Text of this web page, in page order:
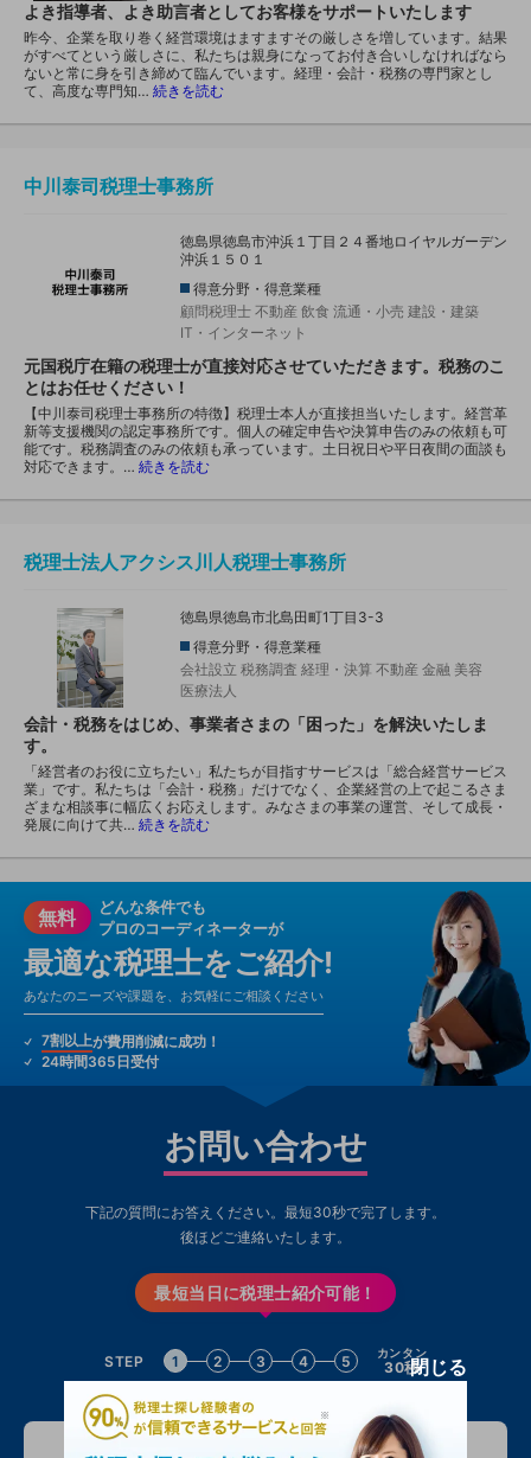
よき指導者、よき助言者としてお客様をサポートいたします
昨今、企業を取り巻く経営環境はますますその厳しさを増しています。結果
がすべてという厳しさに、私たちは親身になってお付き合いしなければなら
ないと常に身を引き締めて臨んでいます。経理・会計・税務の専門家とし
て、高度な専門知… 続きを読む
中川泰司税理士事務所
徳島県徳島市沖浜１丁目２４番地ロイヤルガーデン
沖浜１５０１
得意分野・得意業種
顧問税理士 不動産 飲食 流通・小売 建設・建築
IT・インターネット
元国税庁在籍の税理士が直接対応させていただきます。税務のこ
とはお任せください！
【中川泰司税理士事務所の特徴】税理士本人が直接担当いたします。経営革
新等支援機関の認定事務所です。個人の確定申告や決算申告のみの依頼も可
能です。税務調査のみの依頼も承っています。土日祝日や平日夜間の面談も
対応できます。… 続きを読む
税理士法人アクシス川人税理士事務所
徳島県徳島市北島田町1丁目3-3
得意分野・得意業種
会社設立 税務調査 経理・決算 不動産 金融 美容
医療法人
会計・税務をはじめ、事業者さまの「困った」を解決いたしま
す。
「経営者のお役に立ちたい」私たちが目指すサービスは「総合経営サービス
業」です。私たちは「会計・税務」だけでなく、企業経営の上で起こるさま
ざまな相談事に幅広くお応えします。みなさまの事業の運営、そして成長・
発展に向けて共… 続きを読む
無料
どんな条件でも
プロのコーディネーターが
最適な税理士をご紹介!
あなたのニーズや課題を、お気軽にご相談ください
7割以上が費用削減に成功！
24時間365日受付
お問い合わせ
下記の質問にお答えください。最短30秒で完了します。
後ほどご連絡いたします。
最短当日に税理士紹介可能！
STEP 1 2 3 4 5 カンタン
30秒閉じる